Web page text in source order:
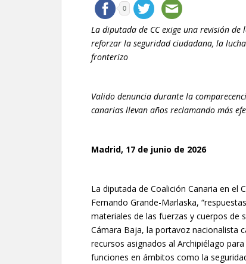
0
La diputada de CC exige una revisión
reforzar la seguridad ciudadana, la
fronterizo
Valido denuncia durante la
canarias llevan años reclamando más
Madrid, 17 de junio de 2026
La diputada de Coalición Canaria en el
Fernando Grande-Marlaska,
materiales de las fuerzas y cuerpos de
Cámara Baja, la portavoz nacionalista
recursos asignados al Archipiélago
funciones en ámbitos como la